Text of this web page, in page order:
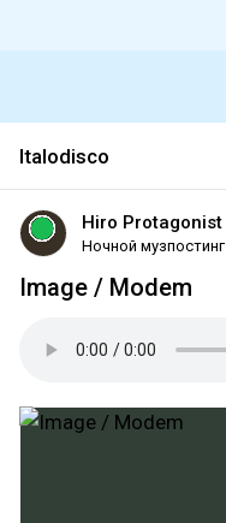
Italodisco
Hiro Protagonist
Ночной музпостинг
Image / Modem